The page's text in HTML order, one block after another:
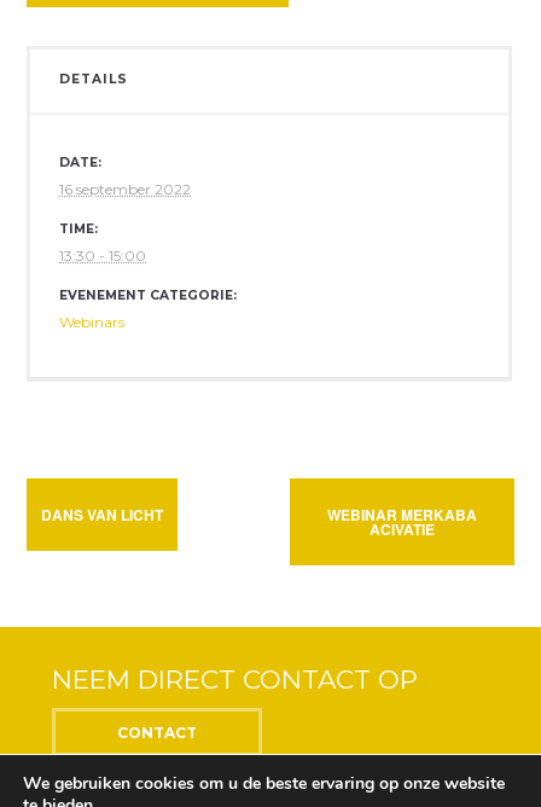
DETAILS
DATE:
16 september 2022
TIME:
13:30 - 15:00
EVENEMENT CATEGORIE:
Webinars
DANS VAN LICHT WEBINAR MERKABA
ACIVATIE
NEEM DIRECT CONTACT OP
CONTACT
We gebruiken cookies om u de beste ervaring op onze website